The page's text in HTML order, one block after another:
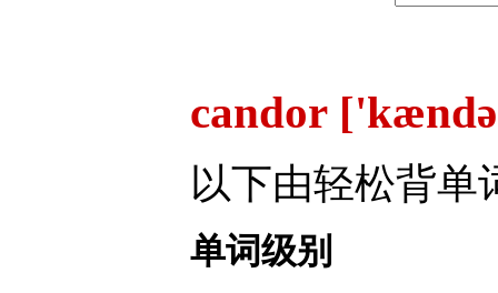
candor
以下由轻松背单
单词级别